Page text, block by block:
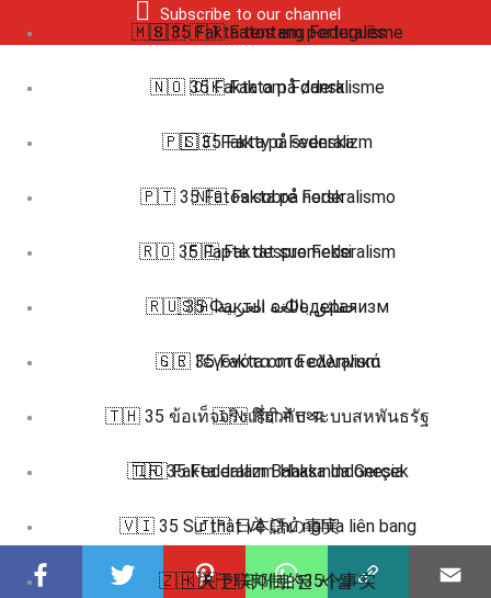
Subscribe to our channel
🇲🇸 35 Fakta tentang Federalisme
🇳🇴 35 Fakta om Føderalisme
🇵🇱 35 Fakty o Federalizm
🇵🇹 35 Fatos sobre Federalismo
🇷🇴 35 Fapte despre Federalism
🇷🇺 35 Факты о Федерализм
🇸🇪 35 Fakta om Federalism
🇹🇭 35 ข้อเท็จจริงเกี่ยวกับ ระบบสหพันธรัฐ
🇹🇷 35 Federalizm Hakkında Gerçek
🇻🇮 35 Sự thật về Chủ nghĩa liên bang
🇿🇭 关于联邦制的35个事实
🇧🇷 🇵🇹 Fatos em português
🇩🇰 Fakta på dansk
🇸🇪 Fakta på svenska
🇳🇴 Fakta på norsk
🇫🇮 Faktat suomeksi
🇸🇦 حقائق باللغة العربية
🇬🇷 Γεγονότα στα ελληνικά
🇮🇳 हिंदी में तथ्य
🇮🇩 Fakta dalam Bahasa Indonesia
🇯🇵 日本語の事実
🇰🇷 한국어로 된 사실